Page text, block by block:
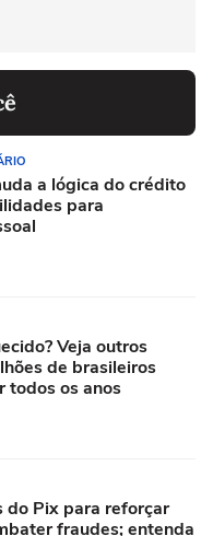
a lógica do crédito
para
Veja outros
de brasileiros
todos os anos
do Pix para reforçar
fraudes; entenda